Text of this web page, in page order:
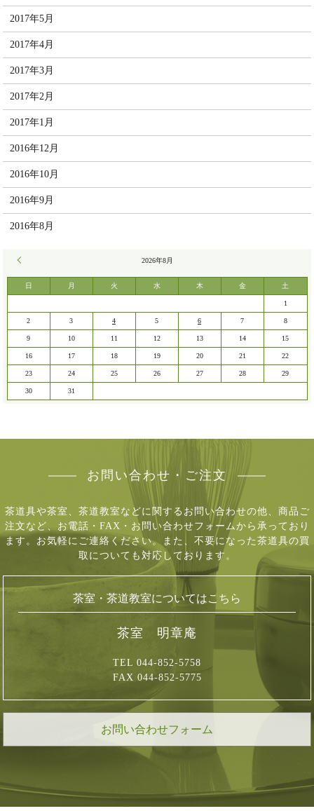
2017年5月
2017年4月
2017年3月
2017年2月
2017年1月
2016年12月
2016年10月
2016年9月
2016年8月
2026年8月
日 月 火 水 木 金 土
1
2 3 4 5 6 7 8
9 10 11 12 13 14 15
16 17 18 19 20 21 22
23 24 25 26 27 28 29
30 31
お問い合わせ・ご注文
茶道具や茶室、茶道教室などに関するお問い合わせの他、商品ご
注文など、 お電話・FAX・お問い合わせフォームから承っており
ます。お気軽にご連絡ください。 また、不要になった茶道具の買
取についても対応しております。
茶室・茶道教室についてはこちら
茶室 明章庵
TEL 044-852-5758
FAX 044-852-5775
お問い合わせフォーム